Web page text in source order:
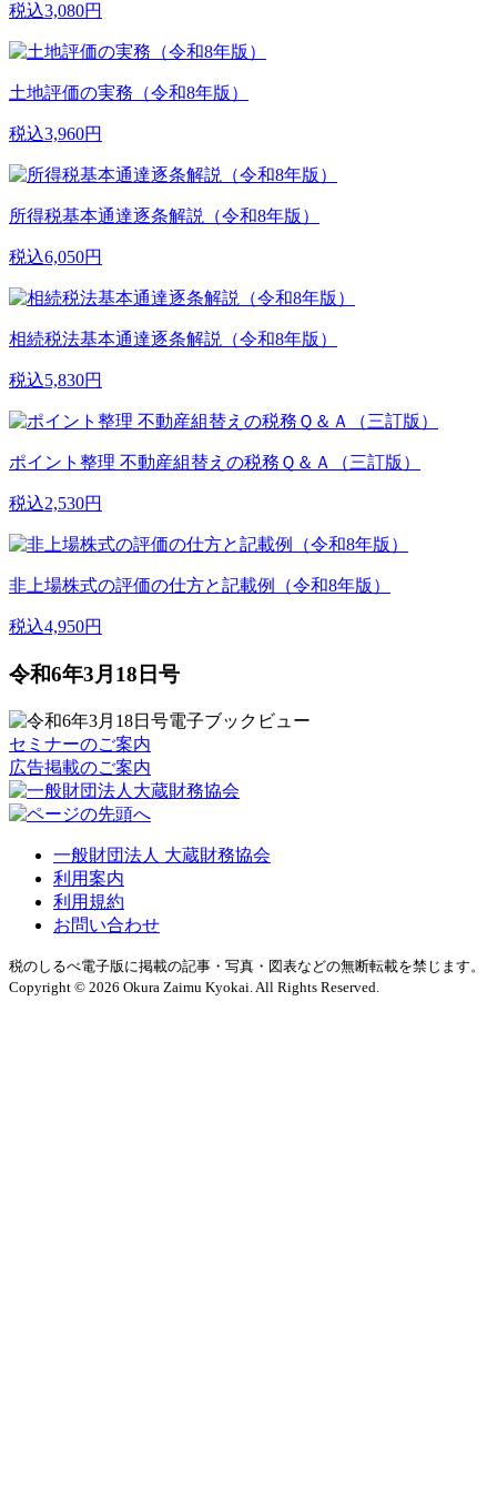
税込3,080円
土地評価の実務（令和8年版）
税込3,960円
所得税基本通達逐条解説（令和8年版）
税込6,050円
相続税法基本通達逐条解説（令和8年版）
税込5,830円
ポイント整理 不動産組替えの税務Ｑ＆Ａ（三訂版）
税込2,530円
非上場株式の評価の仕方と記載例（令和8年版）
税込4,950円
令和6年3月18日号
セミナーのご案内
広告掲載のご案内
一般財団法人 大蔵財務協会
利用案内
利用規約
お問い合わせ
税のしるべ電子版に掲載の記事・写真・図表などの無断転載を禁じます。
Copyright © 2026 Okura Zaimu Kyokai. All Rights Reserved.